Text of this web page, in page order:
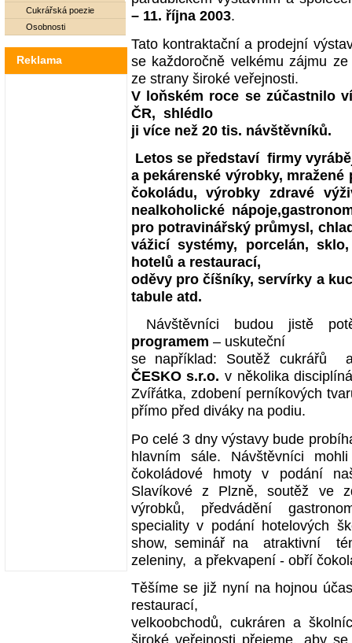
Cukrářská poezie
Osobnosti
Reklama
– 11. října 2003.
Tato kontraktační a prodejní
se každoročně velkému zájmu
ze strany široké veřejnosti.
V loňském roce se zúčastnilo
ČR, shlédlo
ji více než 20 tis. návštěvníků.
Letos se představí firmy
a pekárenské výrobky,
čokoládu, výrobky zdravé
nealkoholické
pro potravinářský průmysl,
vážicí systémy, porcelán,
hotelů a restaurací,
oděvy pro číšníky, servírky a
tabule atd.
Návštěvníci budou jistě
programem – uskuteční
se například: Soutěž
ČESKO s.r.o. v několika
Zvířátka, zdobení perníkových
přímo před diváky na podiu.
Po celé 3 dny výstavy bude
hlavním sále. Návštěvníci
čokoládové hmoty v podání
Slavíkové z Plzně, soutěž ve
výrobků, předvádění
speciality v podání hotelových
show, seminář na atraktivní
zeleniny, a překvapení - obří
Těšíme se již nyní na hojnou
restaurací,
velkoobchodů, cukráren a
široké veřejnosti přejeme, aby